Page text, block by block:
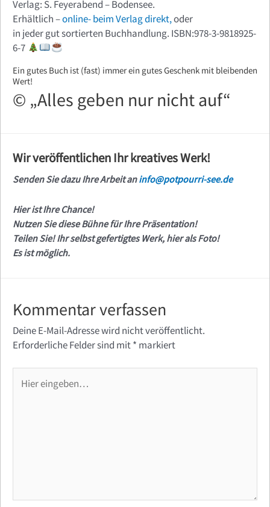
Verlag: S. Feyerabend – Bodensee.
Erhältlich –online- beim Verlag direkt,oder
in jeder gut sortierten Buchhandlung. ISBN:978-3-9818925-
6-7
Ein gutes Buch ist (fast) immer ein gutes Geschenk mit bleibenden
Wert!
© „Alles geben nur nicht auf“
Wir veröffentlichen Ihr kreatives Werk!
Senden Sie dazu Ihre Arbeit aninfo@potpourri-see.de
Hier ist Ihre Chance!
Nutzen Sie diese Bühne für Ihre Präsentation!
Teilen Sie! Ihr selbst gefertigtes Werk, hier als Foto!
Es ist möglich.
Kommentar verfassen
Deine E-Mail-Adresse wird nicht veröffentlicht.
Erforderliche Felder sind mit* markiert
eingeben…